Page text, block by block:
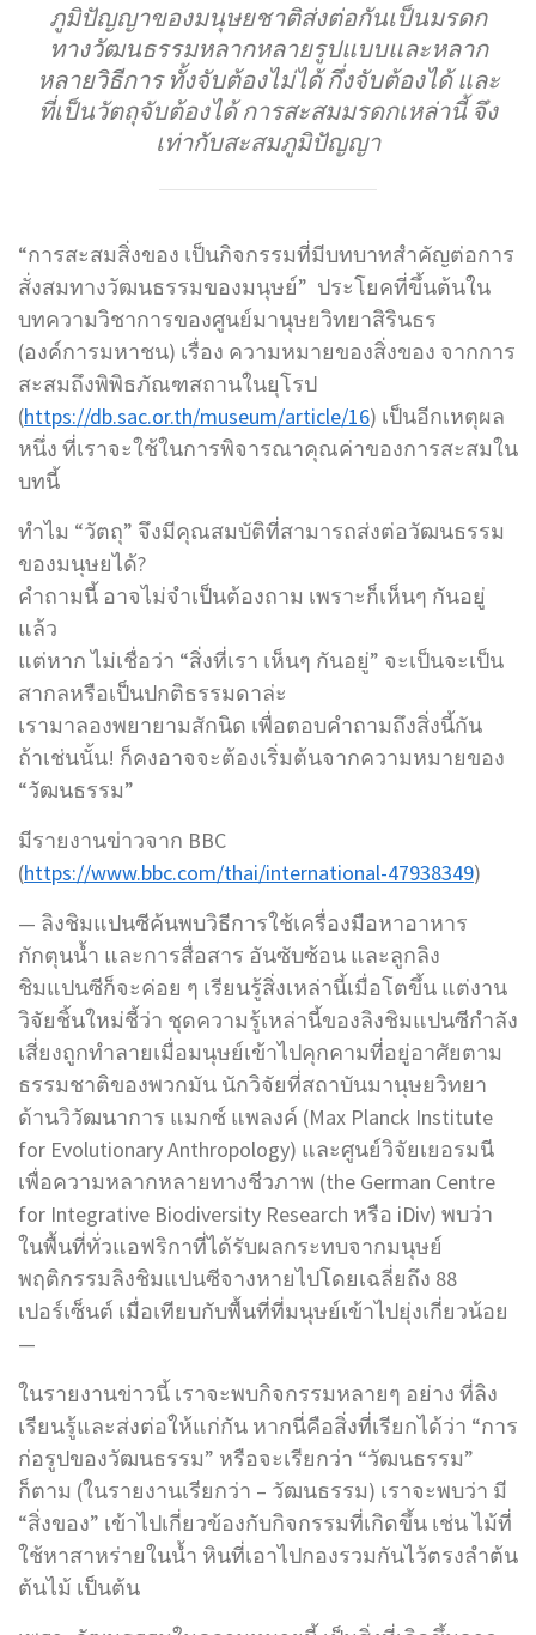
ภูมิปัญญาของมนุษยชาติส่งต่อกันเป็นมรดก
ทางวัฒนธรรมหลากหลายรูปแบบและหลาก
หลายวิธีการ ทั้งจับต้องไม่ได้ กึ่งจับต้องได้ และ
ที่เป็นวัตถุจับต้องได้ การสะสมมรดกเหล่านี้ จึง
เท่ากับสะสมภูมิปัญญา
“การสะสมสิ่งของ เป็นกิจกรรมที่มีบทบาทสำคัญต่อการ
สั่งสมทางวัฒนธรรมของมนุษย์” ประโยคที่ขึ้นต้นใน
บทความวิชาการของศูนย์มานุษยวิทยาสิรินธร
(องค์การมหาชน) เรื่อง ความหมายของสิ่งของ จากการ
สะสมถึงพิพิธภัณฑสถานในยุโรป
(https://db.sac.or.th/museum/article/16) เป็นอีกเหตุผล
หนึ่ง ที่เราจะใช้ในการพิจารณาคุณค่าของการสะสมใน
บทนี้
ทำไม “วัตถุ” จึงมีคุณสมบัติที่สามารถส่งต่อวัฒนธรรม
ของมนุษยได้?
คำถามนี้ อาจไม่จำเป็นต้องถาม เพราะก็เห็นๆ กันอยู่
แล้ว
แต่หาก ไม่เชื่อว่า “สิ่งที่เรา เห็นๆ กันอยู่” จะเป็นจะเป็น
สากลหรือเป็นปกติธรรมดาล่ะ
เรามาลองพยายามสักนิด เพื่อตอบคำถามถึงสิ่งนี้กัน
ถ้าเช่นนั้น! ก็คงอาจจะต้องเริ่มต้นจากความหมายของ
“วัฒนธรรม”
มีรายงานข่าวจาก BBC
(https://www.bbc.com/thai/international-47938349)
— ลิงชิมแปนซีค้นพบวิธีการใช้เครื่องมือหาอาหาร
กักตุนน้ำ และการสื่อสาร อันซับซ้อน และลูกลิง
ชิมแปนซีก็จะค่อย ๆ เรียนรู้สิ่งเหล่านี้เมื่อโตขึ้น แต่งาน
วิจัยชิ้นใหม่ชี้ว่า ชุดความรู้เหล่านี้ของลิงชิมแปนซีกำลัง
เสี่ยงถูกทำลายเมื่อมนุษย์เข้าไปคุกคามที่อยู่อาศัยตาม
ธรรมชาติของพวกมัน นักวิจัยที่สถาบันมานุษยวิทยา
ด้านวิวัฒนาการ แมกซ์ แพลงค์ (Max Planck Institute
for Evolutionary Anthropology) และศูนย์วิจัยเยอรมนี
เพื่อความหลากหลายทางชีวภาพ (the German Centre
for Integrative Biodiversity Research หรือ iDiv) พบว่า
ในพื้นที่ทั่วแอฟริกาที่ได้รับผลกระทบจากมนุษย์
พฤติกรรมลิงชิมแปนซีจางหายไปโดยเฉลี่ยถึง 88
เปอร์เซ็นต์ เมื่อเทียบกับพื้นที่ที่มนุษย์เข้าไปยุ่งเกี่ยวน้อย
—
ในรายงานข่าวนี้ เราจะพบกิจกรรมหลายๆ อย่าง ที่ลิง
เรียนรู้และส่งต่อให้แก่กัน หากนี่คือสิ่งที่เรียกได้ว่า “การ
ก่อรูปของวัฒนธรรม” หรือจะเรียกว่า “วัฒนธรรม”
ก็ตาม (ในรายงานเรียกว่า – วัฒนธรรม) เราจะพบว่า มี
“สิ่งของ” เข้าไปเกี่ยวข้องกับกิจกรรมที่เกิดขึ้น เช่น ไม้ที่
ใช้หาสาหร่ายในน้ำ หินที่เอาไปกองรวมกันไว้ตรงลำต้น
ต้นไม้ เป็นต้น